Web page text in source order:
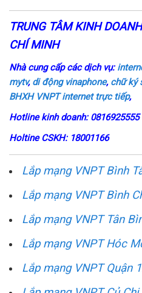
TRUNG TÂM KINH
CHÍ MINH
Nhà cung cấp các dịch vụ:
mytv, di động vinaphone, chữ ký
BHXH VNPT internet trực tiếp,
Hotline kinh doanh: 0816925555
Holtine CSKH: 18001166
Lắp mạng VNPT Bình
Lắp mạng VNPT Bình
Lắp mạng VNPT Tân
Lắp mạng VNPT Hóc
Lắp mạng VNPT Quận